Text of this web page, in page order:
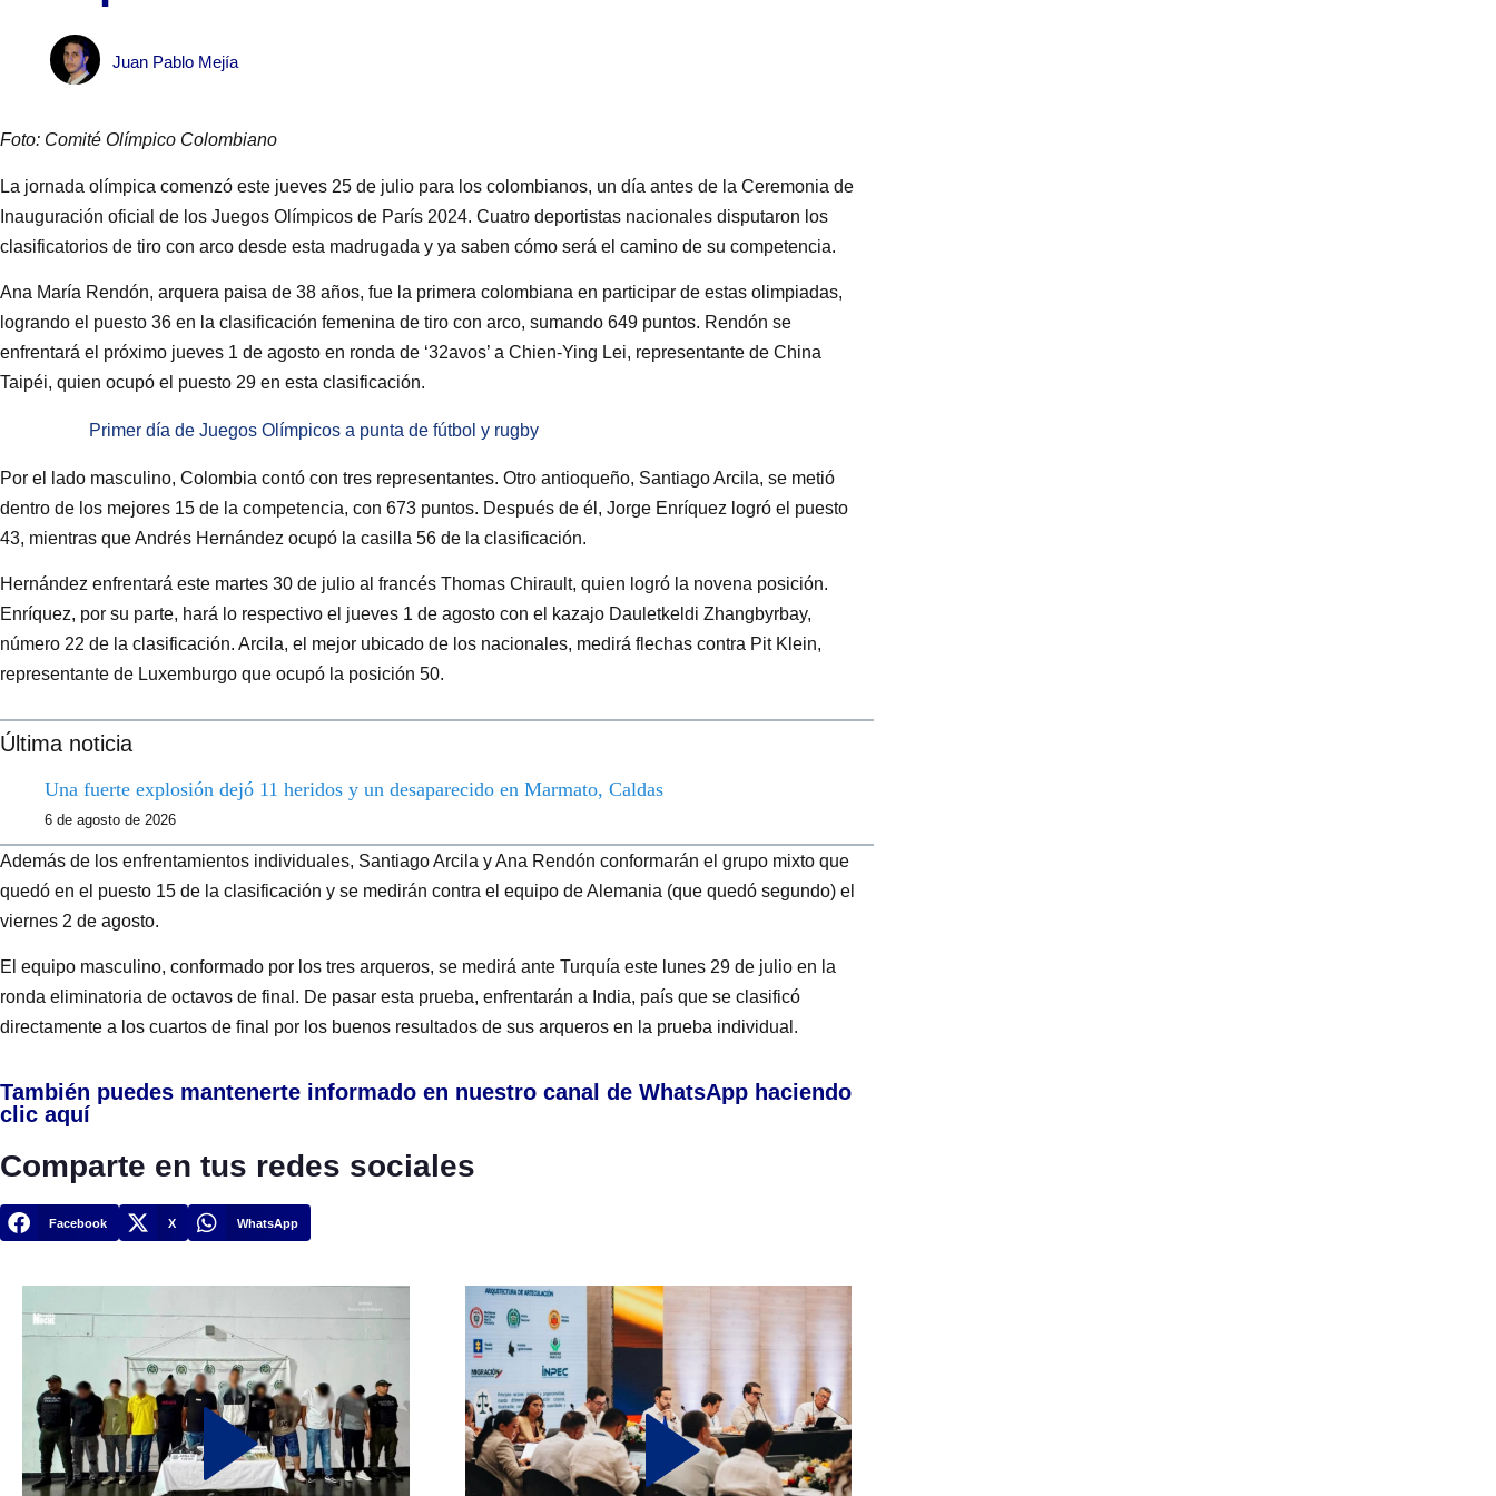
Juan Pablo Mejía
Foto: Comité Olímpico Colombiano
La jornada olímpica comenzó este jueves 25 de julio para los colombianos, un día antes de la Ceremonia de
Inauguración oficial de los Juegos Olímpicos de París 2024. Cuatro deportistas nacionales disputaron los
clasificatorios de tiro con arco desde esta madrugada y ya saben cómo será el camino de su competencia.
Ana María Rendón, arquera paisa de 38 años, fue la primera colombiana en participar de estas olimpiadas,
logrando el puesto 36 en la clasificación femenina de tiro con arco, sumando 649 puntos. Rendón se
enfrentará el próximo jueves 1 de agosto en ronda de ‘32avos’ a Chien-Ying Lei, representante de China
Taipéi, quien ocupó el puesto 29 en esta clasificación.
Primer día de Juegos Olímpicos a punta de fútbol y rugby
Por el lado masculino, Colombia contó con tres representantes. Otro antioqueño, Santiago Arcila, se metió
dentro de los mejores 15 de la competencia, con 673 puntos. Después de él, Jorge Enríquez logró el puesto
43, mientras que Andrés Hernández ocupó la casilla 56 de la clasificación.
Hernández enfrentará este martes 30 de julio al francés Thomas Chirault, quien logró la novena posición.
Enríquez, por su parte, hará lo respectivo el jueves 1 de agosto con el kazajo Dauletkeldi Zhangbyrbay,
número 22 de la clasificación. Arcila, el mejor ubicado de los nacionales, medirá flechas contra Pit Klein,
representante de Luxemburgo que ocupó la posición 50.
Última noticia
Una fuerte explosión dejó 11 heridos y un desaparecido en Marmato, Caldas
6 de agosto de 2026
Además de los enfrentamientos individuales, Santiago Arcila y Ana Rendón conformarán el grupo mixto que
quedó en el puesto 15 de la clasificación y se medirán contra el equipo de Alemania (que quedó segundo) el
viernes 2 de agosto.
El equipo masculino, conformado por los tres arqueros, se medirá ante Turquía este lunes 29 de julio en la
ronda eliminatoria de octavos de final. De pasar esta prueba, enfrentarán a India, país que se clasificó
directamente a los cuartos de final por los buenos resultados de sus arqueros en la prueba individual.
También puedes mantenerte informado en nuestro canal de WhatsApp haciendo
clic aquí
Comparte en tus redes sociales
Facebook X WhatsApp